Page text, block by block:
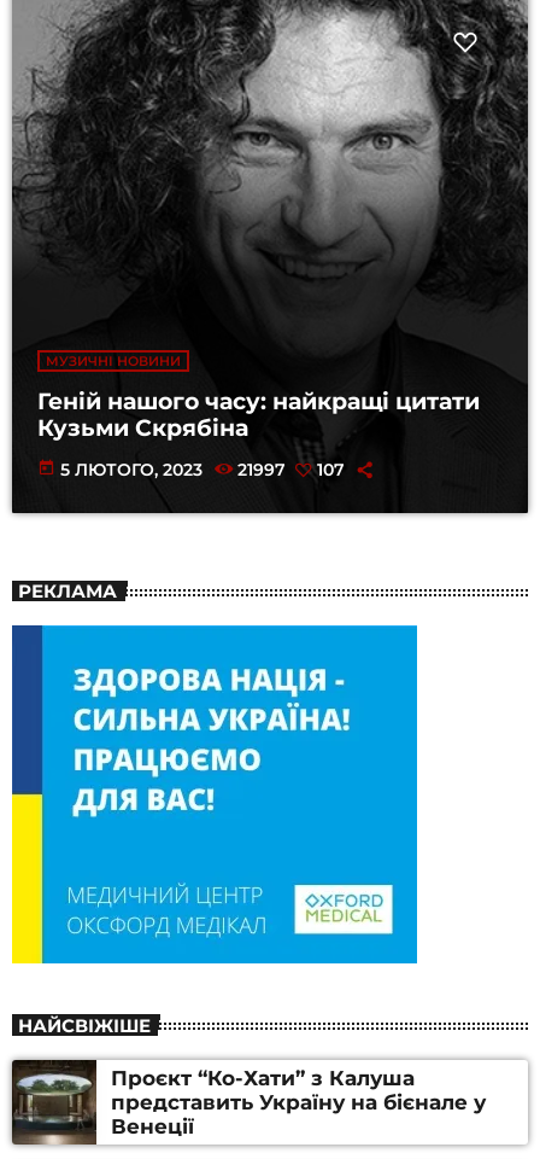
МУЗИЧНІ НОВИНИ
Геній нашого часу: найкращі цитати
Кузьми Скрябіна
today 5 ЛЮТОГО, 2023 21997 107
РЕКЛАМА
НАЙСВІЖІШЕ
Проєкт “Ко-Хати” з Калуша
представить Україну на бієнале у
Венеції